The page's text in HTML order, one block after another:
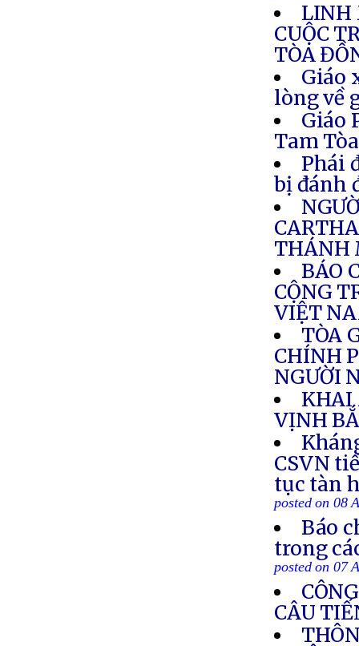
LINH
CUỘC
TÒA
Giáo
lòng về
Giáo
Tam Tòa
Phái
bị đánh
THÁNH
BÁO
CỘNG
VIỆT
TÒA
CHÍNH
NGƯỜI
KHAI
VỊNH
CSVN
tục tàn
posted on 08
Báo
trong
posted on 07
CÂU